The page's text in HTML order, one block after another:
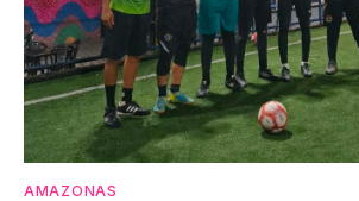
AMAZONAS